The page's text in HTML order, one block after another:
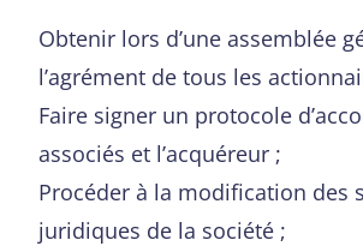
Obtenir lors d’une assemblée
l’agrément de tous les
Faire signer un protocole
associés et l’acquéreur ;
Procéder à la modification des
juridiques de la société ;